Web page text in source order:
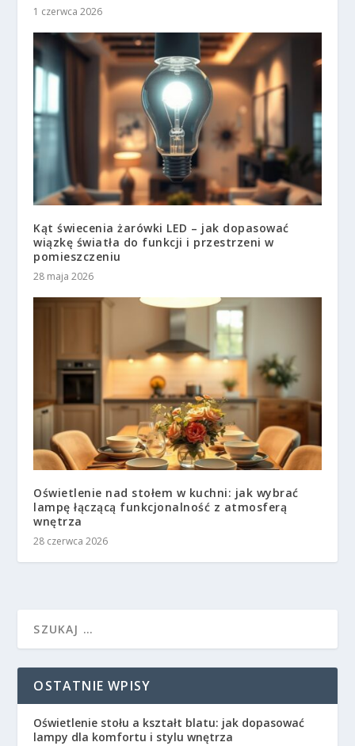
1 czerwca 2026
Kąt świecenia żarówki LED – jak dopasować
wiązkę światła do funkcji i przestrzeni w
pomieszczeniu
28 maja 2026
Oświetlenie nad stołem w kuchni: jak wybrać
lampę łączącą funkcjonalność z atmosferą
wnętrza
28 czerwca 2026
OSTATNIE WPISY
Oświetlenie stołu a kształt blatu: jak dopasować
lampy dla komfortu i stylu wnętrza